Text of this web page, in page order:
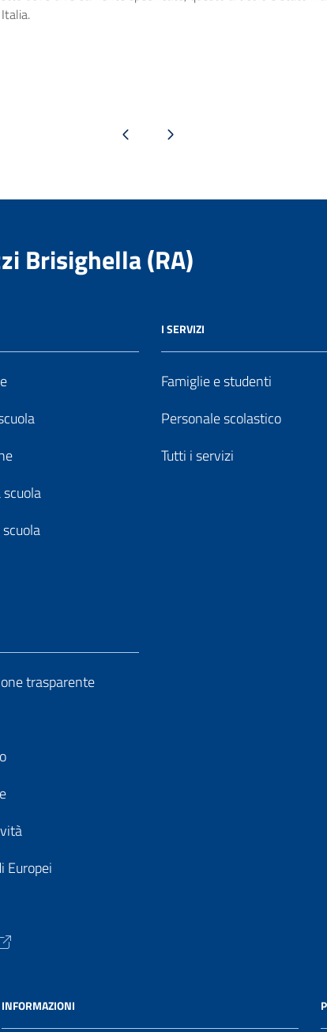
Pagina precedentePagina successiva
Brisighella (RA)
I SERVIZI
Famiglie e studenti
Personale scolastico
Tutti i servizi
trasparente
Europei
INFORMAZIONI